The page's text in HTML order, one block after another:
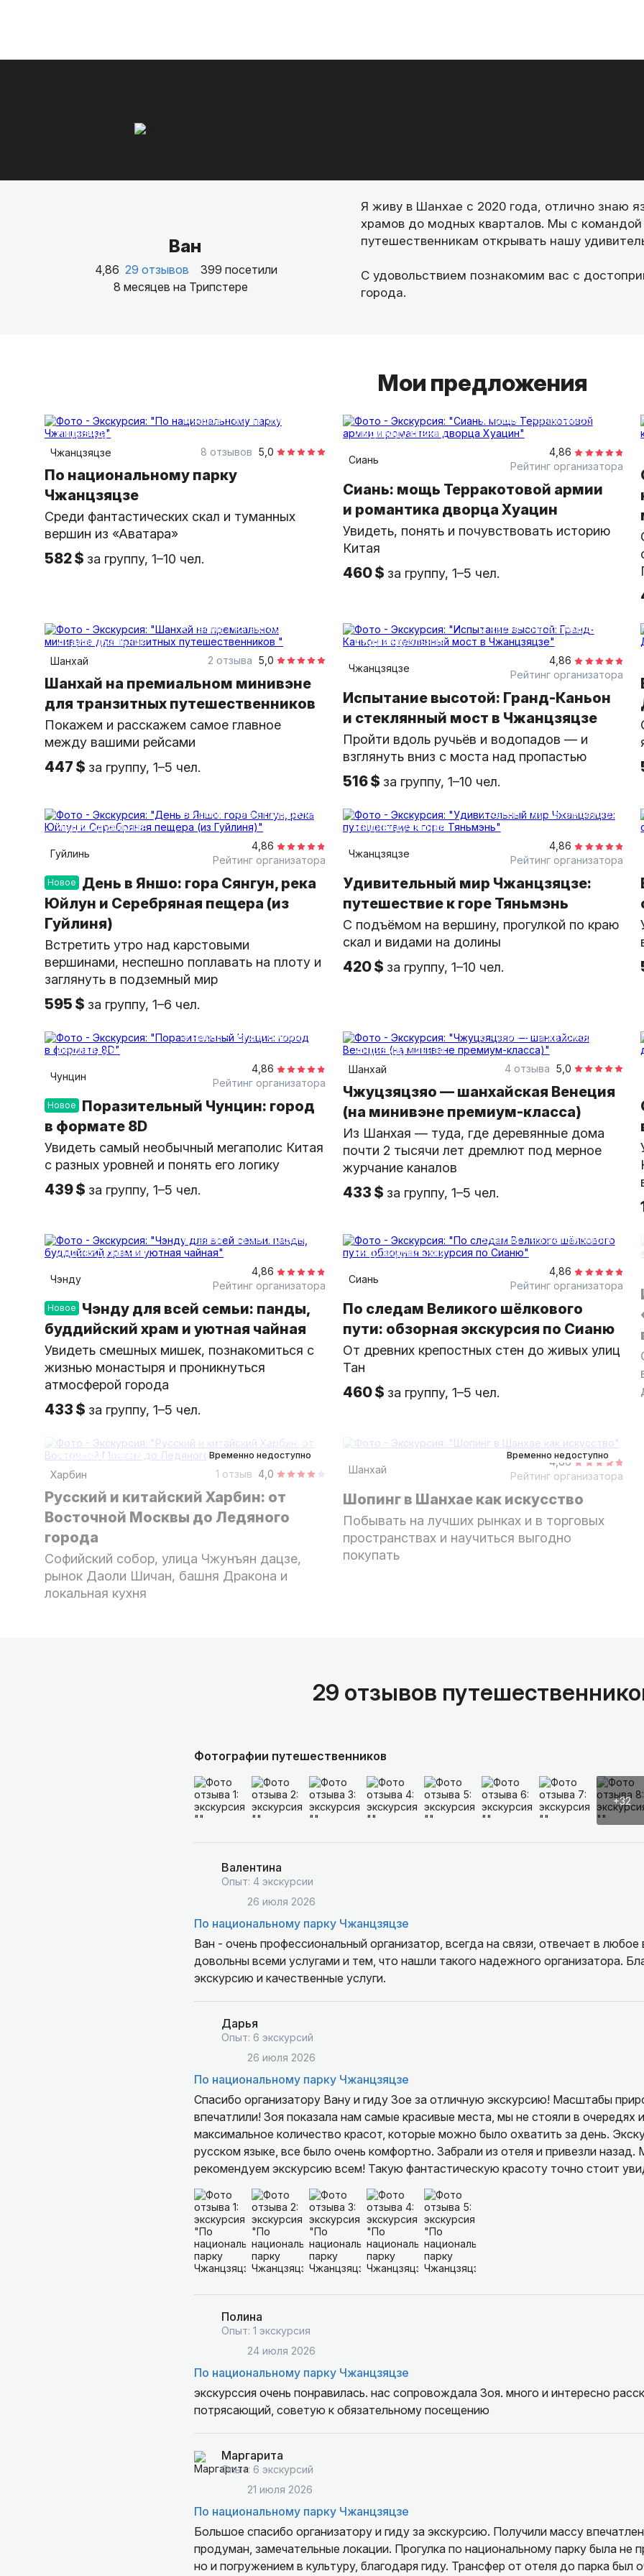
Ван
4,86 29 отзывов
399 посетили
8 месяцев на Трипстере
Я живу в Шанхае с 2020 года, отлично знаю
храмов до модных кварталов. Мы с командой
путешественникам открывать нашу
С удовольствием познакомим вас с
города.
Помогаем с логистикой: трансфер, отели,
где попробовать настоящую китайскую
многое другое.
Мои предложения
8 часов
на автомобиле
индивидуальная
Чжанцзяцзе
5,0
8 отзывов
По национальному парку
Чжанцзяцзе
Среди фантастических скал и туманных
вершин из «Аватара»
582 $ за группу, 1–10 чел.
8 часов
на автомобиле
индивидуальная
Сиань
4,86
Рейтинг организатора
Сиань: мощь Терракотовой армии
и романтика дворца Хуацин
Увидеть, понять и почувствовать историю
Китая
460 $ за группу, 1–5 чел.
6 часов
на автомобиле
индивидуальная
Шанхай
5,0
2 отзыва
Шанхай на премиальном минивэне
для транзитных путешественников
Покажем и расскажем самое главное
между вашими рейсами
447 $ за группу, 1–5 чел.
7 часов
на автомобиле
индивидуальная
Чжанцзяцзе
4,86
Рейтинг организатора
Испытание высотой: Гранд-Каньон
и стеклянный мост в Чжанцзяцзе
Пройти вдоль ручьёв и водопадов — и
взглянуть вниз с моста над пропастью
516 $ за группу, 1–10 чел.
8 часов
на автомобиле
индивидуальная
Гуйлинь
4,86
Рейтинг организатора
Новое
День в Яншо: гора Сянгун, река
Юйлун и Серебряная пещера (из
Гуйлиня)
Встретить утро над карстовыми
вершинами, неспешно поплавать на плоту и
заглянуть в подземный мир
595 $ за группу, 1–6 чел.
7 часов
на автомобиле
индивидуальная
Чжанцзяцзе
4,86
Рейтинг организатора
Удивительный мир Чжанцзяцзе:
путешествие к горе Тяньмэнь
С подъёмом на вершину, прогулкой по краю
скал и видами на долины
420 $ за группу, 1–10 чел.
8 часов
на автомобиле
индивидуальная
Чунцин
4,86
Рейтинг организатора
Новое
Поразительный Чунцин: город
в формате 8D
Увидеть самый необычный мегаполис Китая
с разных уровней и понять его логику
439 $ за группу, 1–5 чел.
6 часов
на автомобиле
индивидуальная
Шанхай
5,0
4 отзыва
Чжуцзяцзяо — шанхайская Венеция
(на минивэне премиум-класса)
Из Шанхая — туда, где деревянные дома
почти 2 тысячи лет дремлют под мерное
журчание каналов
433 $ за группу, 1–5 чел.
8 часов
на автомобиле
индивидуальная
Чэнду
4,86
Рейтинг организатора
Новое
Чэнду для всей семьи: панды,
буддийский храм и уютная чайная
Увидеть смешных мишек, познакомиться с
жизнью монастыря и проникнуться
атмосферой города
433 $ за группу, 1–5 чел.
8 часов
на автомобиле
индивидуальная
Сиань
4,86
Рейтинг организатора
По следам Великого шёлкового
пути: обзорная экскурсия по Сианю
От древних крепостных стен до живых улиц
Тан
460 $ за группу, 1–5 чел.
Временно недоступно
6 часов
на автомобиле
индивидуальная
Харбин
4,0
1 отзыв
Русский и китайский Харбин: от
Восточной Москвы до Ледяного
города
Софийский собор, улица Чжунъян дацзе,
рынок Даоли Шичан, башня Дракона и
локальная кухня
Временно недоступно
Шанхай
4,86
Рейтинг организатора
Шопинг в Шанхае как искусство
Побывать на лучших рынках и в торговых
пространствах и научиться выгодно
покупать
29 отзывов
Фотографии путешественников
+32
Валентина
Опыт: 4 экскурсии
26 июля 2026
По национальному парку Чжанцзяцзе
Ван - очень профессиональный организатор, всегда на связи, отвечает в любое
довольны всеми услугами и тем, что нашли такого надежного организатора.
экскурсию и качественные услуги.
Дарья
Опыт: 6 экскурсий
26 июля 2026
По национальному парку Чжанцзяцзе
Спасибо организатору Вану и гиду Зое за отличную экскурсию! Масштабы
впечатлили! Зоя показала нам самые красивые места, мы не стояли в очередях
максимальное количество красот, которые можно было охватить за день.
русском языке, все было очень комфортно. Забрали из отеля и привезли
рекомендуем экскурсию всем! Такую фантастическую красоту точно стоит
Полина
Опыт: 1 экскурсия
24 июля 2026
По национальному парку Чжанцзяцзе
экскурссия очень понравилась. нас сопровождала Зоя. много и интересно
потрясающий, советую к обязательному посещению
Маргарита
Опыт: 6 экскурсий
21 июля 2026
По национальному парку Чжанцзяцзе
Большое спасибо организатору и гиду за экскурсию. Получили массу
продуман, замечательные локации. Прогулка по национальному парку была не
но и погружением в культуру, благодаря гиду. Трансфер от отеля до парка был